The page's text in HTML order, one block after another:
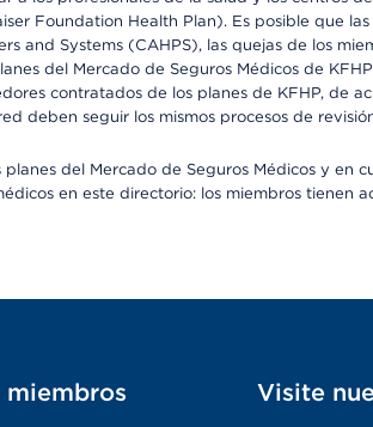
Foundation Health Plan). Es posible que
and Systems (CAHPS), las quejas de los
del Mercado de Seguros Médicos de
contratados de los planes de KFHP, de
deben seguir los mismos procesos de
del Mercado de Seguros Médicos y en
en este directorio: los miembros tienen
miembros Visite